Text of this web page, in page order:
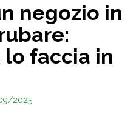
negozio in
faccia in
09/2025